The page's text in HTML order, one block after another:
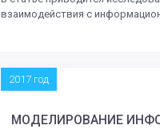
взаимодействия с
2017 год
МОДЕЛИРОВАНИЕ